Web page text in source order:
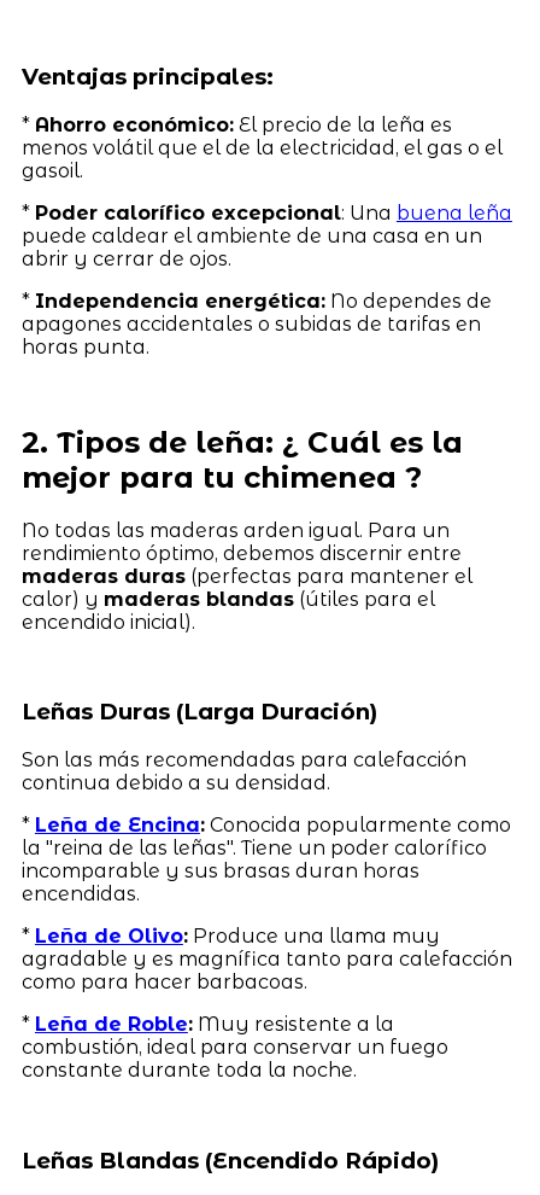
Ventajas principales:
* Ahorro económico:El precio de la leña es
menos volátil que el de la electricidad, el gas o el
gasoil.
* Poder calorífico excepcional: Una buena leña
puede caldear el ambiente de una casa en un
abrir y cerrar de ojos.
* Independencia energética:No dependes de
apagones accidentales o subidas de tarifas en
horas punta.
2. Tipos de leña: ¿ Cuál es la
mejor para tu chimenea ?
No todas las maderas arden igual. Para un
rendimiento óptimo, debemos discernir entre
maderas duras(perfectas para mantener el
calor) y maderas blandas(útiles para el
encendido inicial).
Leñas Duras (Larga Duración)
Son las más recomendadas para calefacción
continua debido a su densidad.
* Leña de Encina:Conocida popularmente como
la "reina de las leñas". Tiene un poder calorífico
incomparable y sus brasas duran horas
encendidas.
* Leña de Olivo:Produce una llama muy
agradable y es magnífica tanto para calefacción
como para hacer barbacoas.
* Leña de Roble:Muy resistente a la
combustión, ideal para conservar un fuego
constante durante toda la noche.
Leñas Blandas (Encendido Rápido)